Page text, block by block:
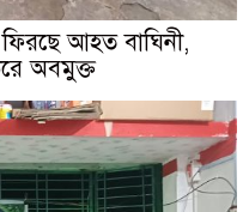
আহত বাঘিনী,
অবমুক্ত